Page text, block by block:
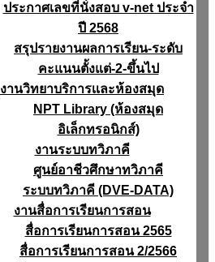
ประกาศเลขที่นั่งสอบ v-net ประจำ
ปี 2568
สรุปรายงานผลการเรียน-ระดับ
คะแนนตั้งแต่-2-ขึ้นไป
งานวิทยาบริการเเละห้องสมุด
NPT Library (ห้องสมุด
อิเล็กทรอนิกส์)
งานระบบทวิภาคี
ศูนย์อาชีวศึกษาทวิภาคี
ระบบทวิภาคี (DVE-DATA)
งานสื่อการเรียนการสอน
สื่อการเรียนการสอน 2565
สื่อการเรียนการสอน 2/2566